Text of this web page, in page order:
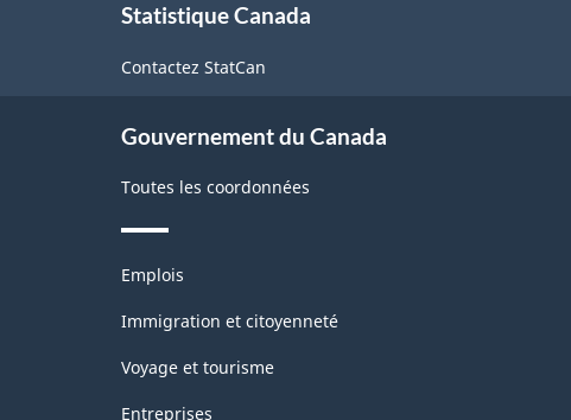
Statistique Canada
Contactez StatCan
Gouvernement du Canada
Toutes les coordonnées
Thèmes
sujets
Emplois
Immigration et citoyenneté
Voyage et tourisme
Entreprises